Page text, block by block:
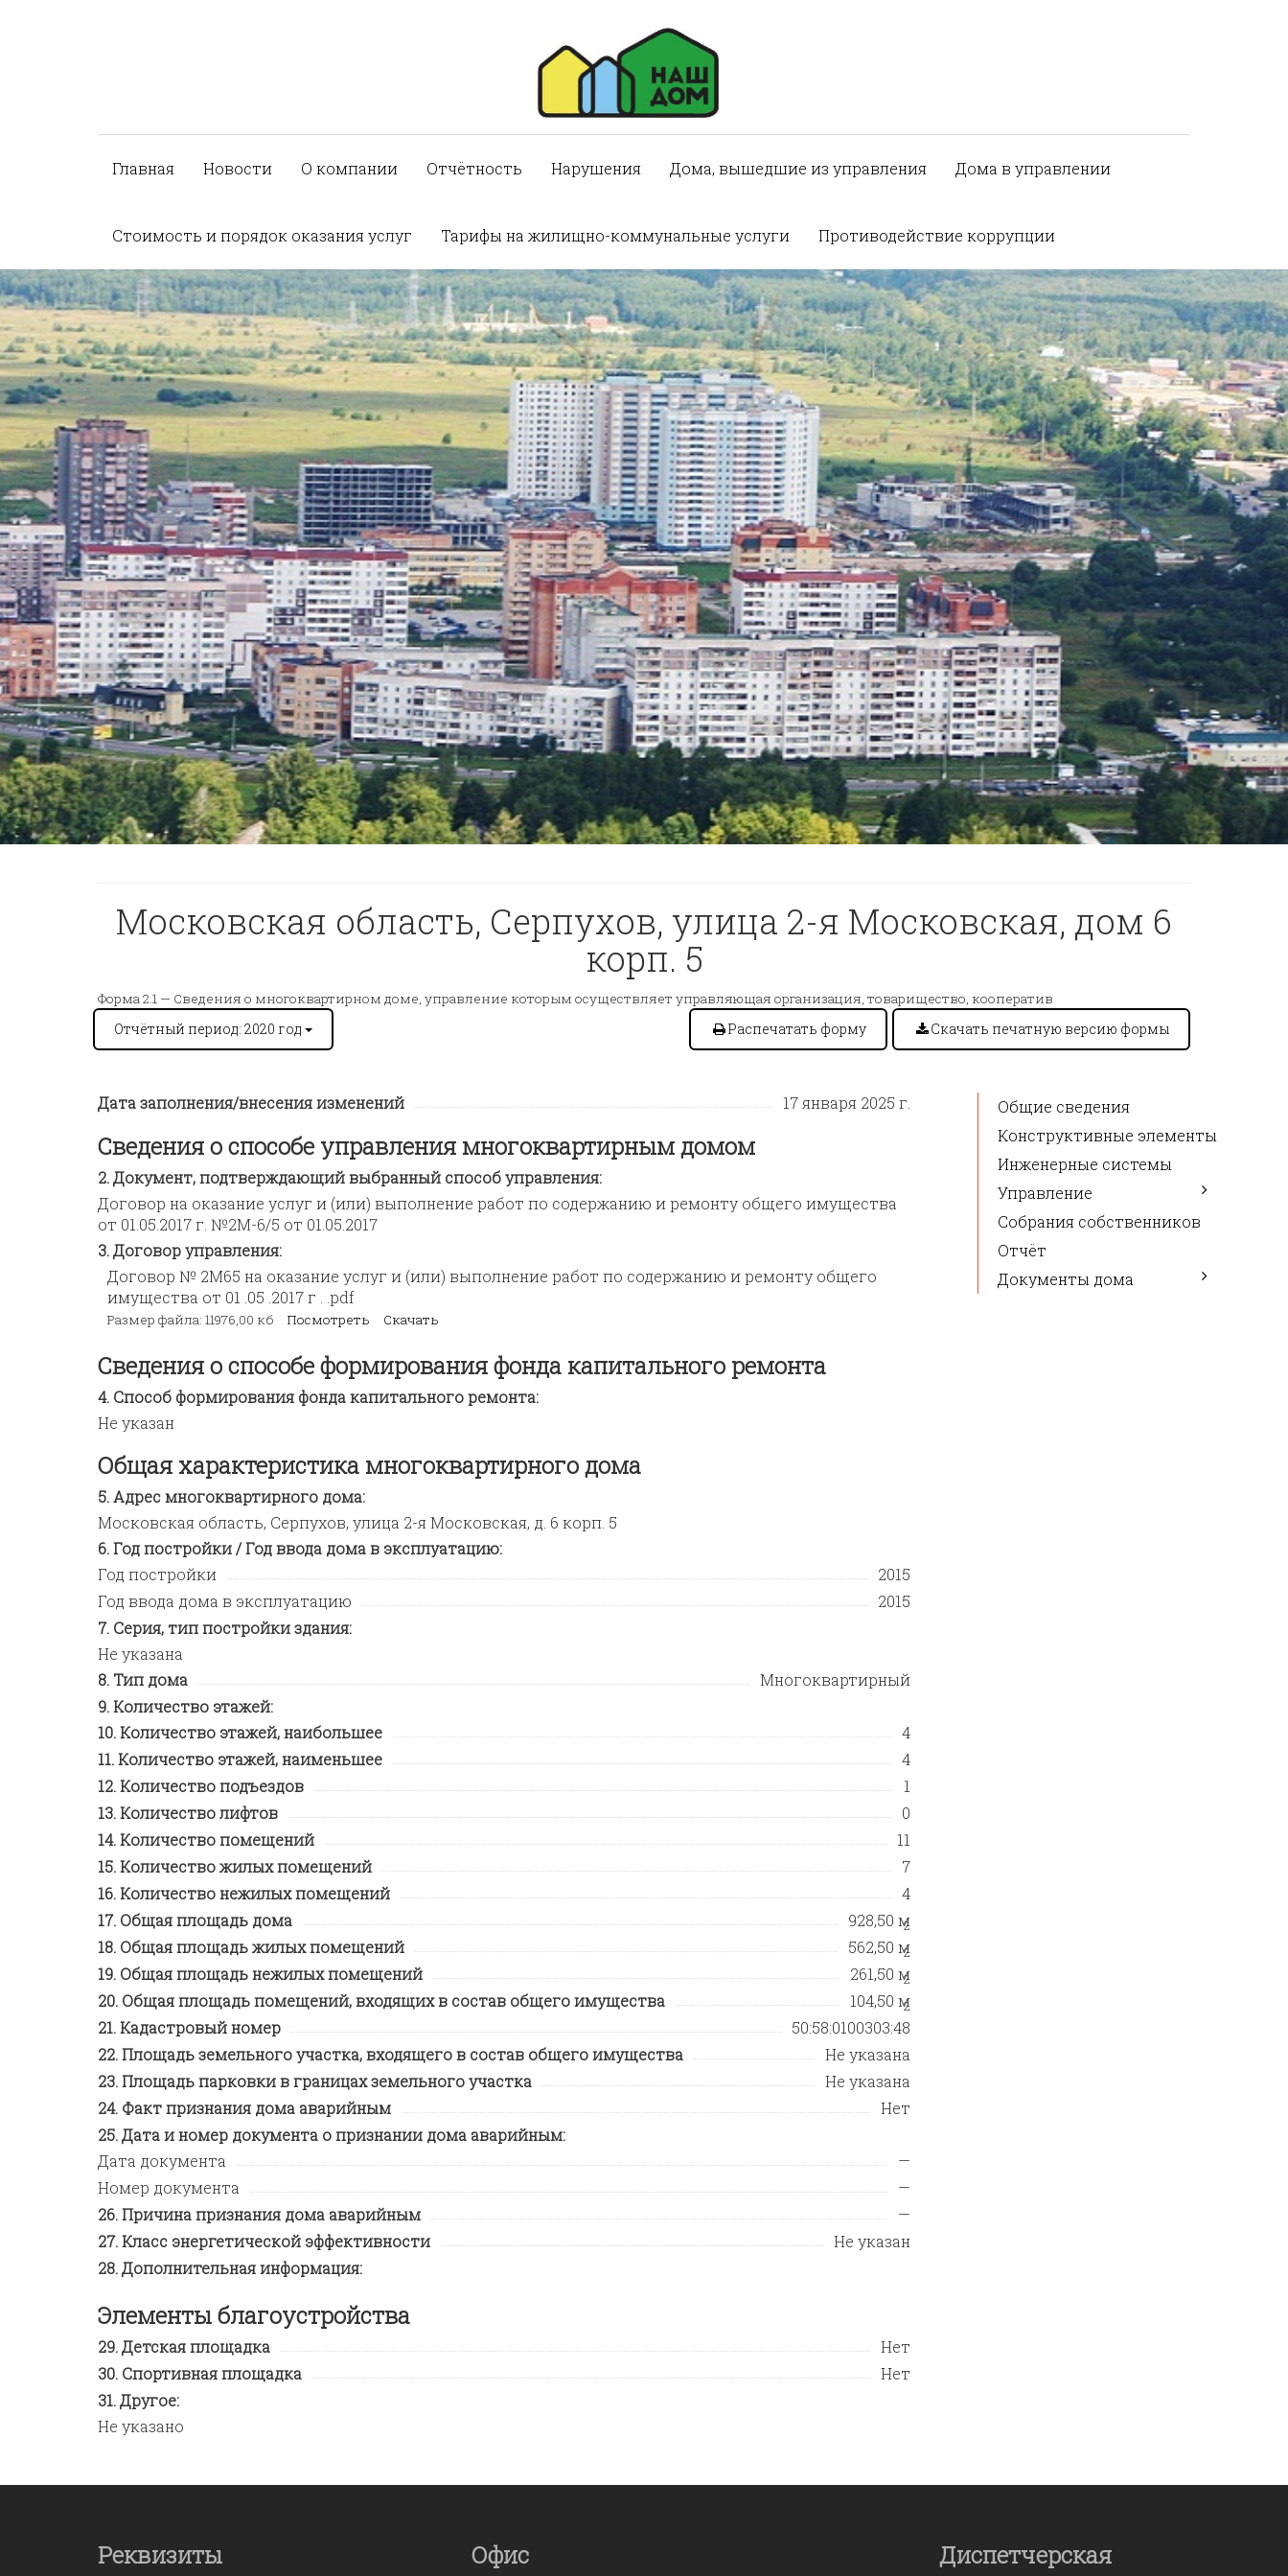
Главная Новости О компании Отчётность Нарушения Дома, вышедшие из управления Дома в управлении
Стоимость и порядок оказания услуг Тарифы на жилищно-коммунальные услуги Противодействие коррупции
Московская область, Серпухов, улица 2-я Московская, дом 6
корп. 5
Форма 2.1 — Сведения о многоквартирном доме, управление которым осуществляет управляющая организация, товарищество, кооператив
Отчётный период: 2020 год Распечатать форму Скачать печатную версию формы
Дата заполнения/внесения изменений 17 января 2025 г.
Сведения о способе управления многоквартирным домом
Документ, подтверждающий выбранный способ управления:
Договор на оказание услуг и (или) выполнение работ по содержанию и ремонту общего имущества
от 01.05.2017 г. №2М-6/5 от 01.05.2017
Договор управления:
Договор № 2М65 на оказание услуг и (или) выполнение работ по содержанию и ремонту общего
имущества от 01 .05 .2017 г . .pdf
Размер файла: 11976,00 кб Посмотреть Скачать
Сведения о способе формирования фонда капитального ремонта
Способ формирования фонда капитального ремонта:
Не указан
Общая характеристика многоквартирного дома
Адрес многоквартирного дома:
Московская область, Серпухов, улица 2-я Московская, д. 6 корп. 5
Год постройки / Год ввода дома в эксплуатацию:
Год постройки
2015
Год ввода дома в эксплуатацию
2015
Серия, тип постройки здания:
Не указана
Тип дома
Многоквартирный
Количество этажей:
Количество этажей, наибольшее
4
Количество этажей, наименьшее
4
Количество подъездов
1
Количество лифтов
0
Количество помещений
11
Количество жилых помещений
7
Количество нежилых помещений
4
Общая площадь дома
928,50 м
2
Общая площадь жилых помещений 562,50 м
2
Общая площадь нежилых помещений 261,50 м
2
Общая площадь помещений, входящих в состав общего имущества 104,50 м
2
Кадастровый номер
50:58:0100303:48
Площадь земельного участка, входящего в состав общего имущества
Не указана
Площадь парковки в границах земельного участка
Не указана
Факт признания дома аварийным
Нет
Дата и номер документа о признании дома аварийным:
Дата документа
—
Номер документа
—
Причина признания дома аварийным
—
Класс энергетической эффективности
Не указан
Дополнительная информация:
Элементы благоустройства
Детская площадка
Нет
Спортивная площадка
Нет
Другое:
Не указано
Общие сведения
Конструктивные элементы
Инженерные системы
Управление
Собрания собственников
Отчёт
Документы дома
Реквизиты Офис Диспетчерская